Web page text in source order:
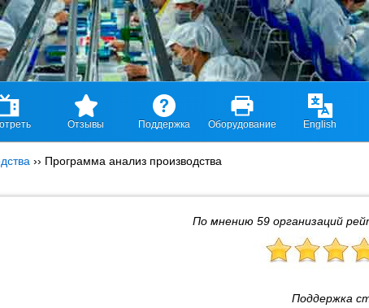
Отзывы Поддержка Оборудование English
›› Программа анализ производства
По мнению 59 организаций
Поддержка